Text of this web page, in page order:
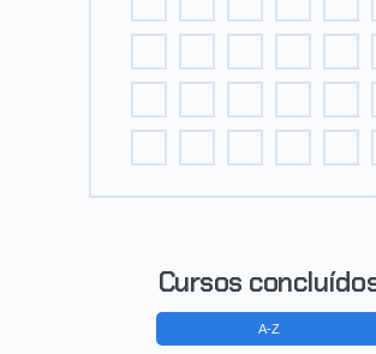
Cursos
A-Z